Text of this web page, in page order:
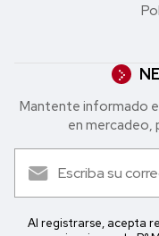
Mantente informado
en mercadeo,
Al registrarse, acepta